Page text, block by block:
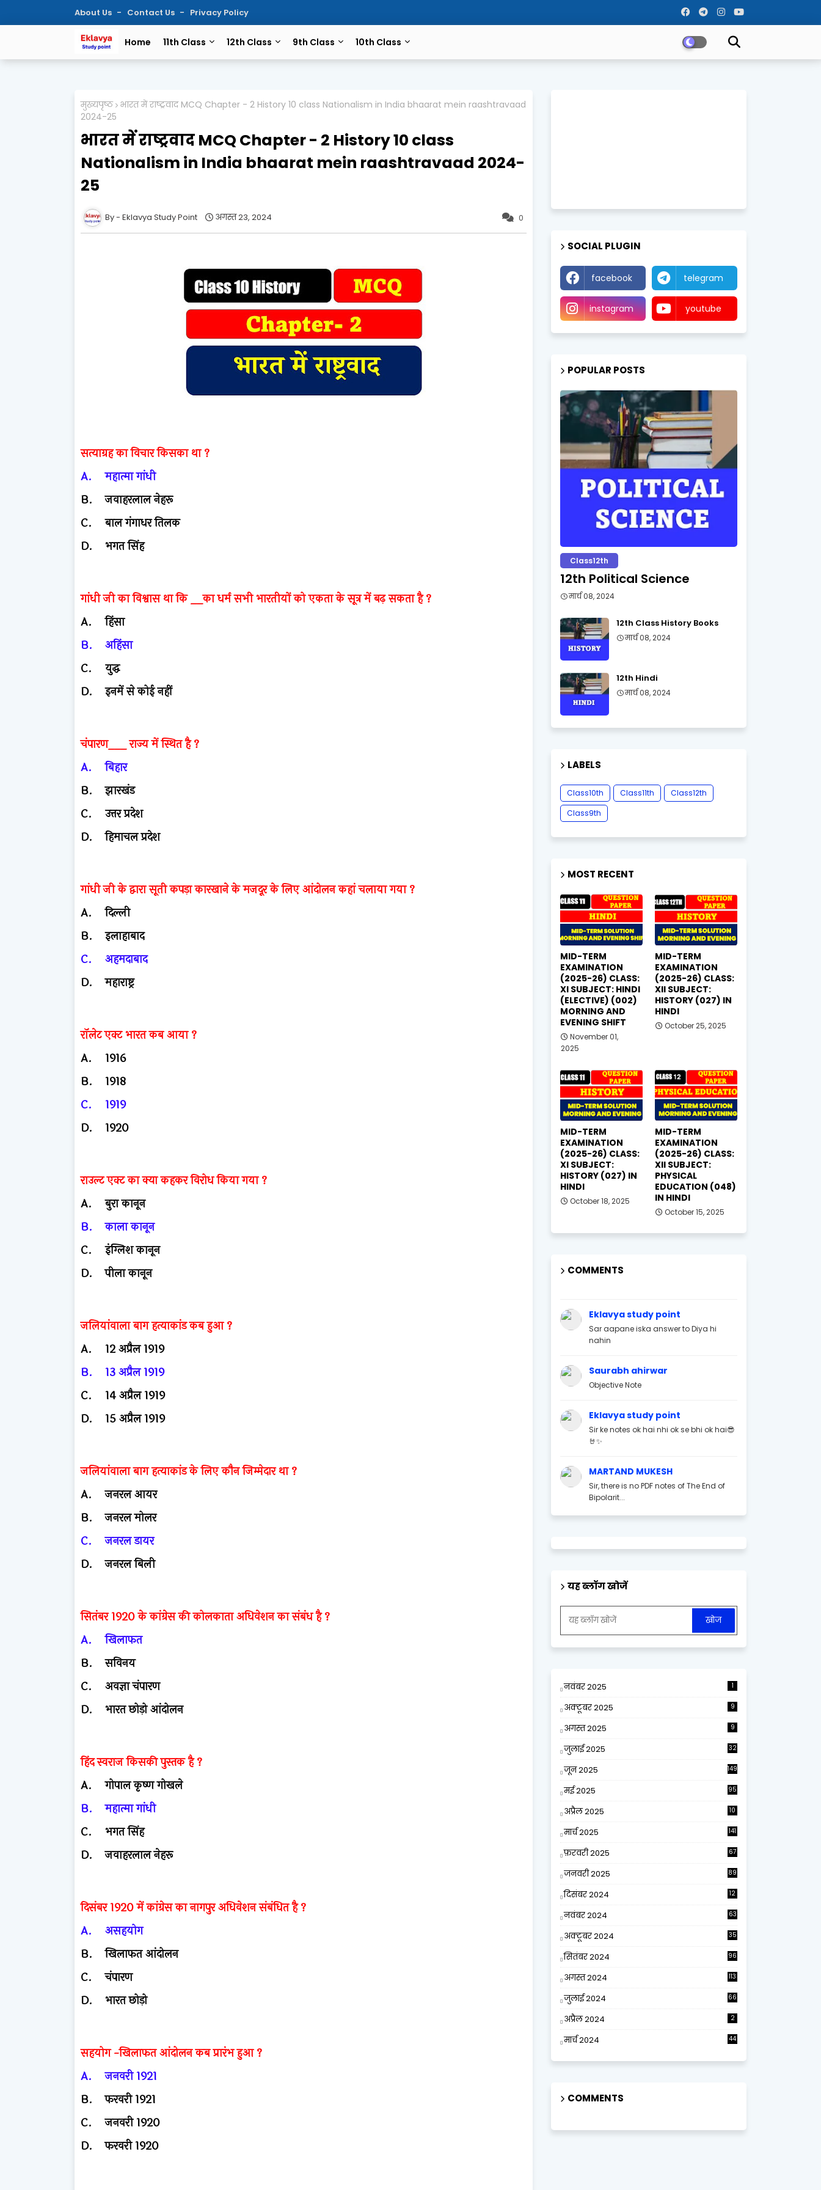
About Us Contact Us Privacy Policy
Home 11th Class 12th Class 9th Class 10th Class
मुख्यपृष्ठ भारत में राष्ट्रवाद MCQ Chapter - 2 History 10 class Nationalism in India bhaarat mein raashtravaad
2024-25
भारत में राष्ट्रवाद MCQ Chapter - 2 History 10 class
Nationalism in India bhaarat mein raashtravaad 2024-
25
0
Eklavya Study Point अगस्त 23, 2024
सत्याग्रह का विचार किसका था ?
A.
महात्मा गांधी
B.
जवाहरलाल नेहरू
C.
बाल गंगाधर तिलक
D.
भगत सिंह
गांधी जी का विश्वास था कि __का धर्म सभी भारतीयों को एकता के सूत्र में बढ़ सकता है ?
A.
हिंसा
B.
अहिंसा
C.
युद्ध
D.
इनमें से कोई नहीं
चंपारण___ राज्य में स्थित है ?
A.
बिहार
B.
झारखंड
C.
उत्तर प्रदेश
D.
हिमाचल प्रदेश
गांधी जी के द्वारा सूती कपड़ा कारखाने के मजदूर के लिए आंदोलन कहां चलाया गया ?
A.
दिल्ली
B.
इलाहाबाद
C.
अहमदाबाद
D.
महाराष्ट्र
रॉलेट एक्ट भारत कब आया ?
A.
1916
B.
1918
C.
1919
D.
1920
राउल्ट एक्ट का क्या कहकर विरोध किया गया ?
A.
बुरा कानून
B.
काला कानून
C.
इंग्लिश कानून
D.
पीला कानून
जलियांवाला बाग हत्याकांड कब हुआ ?
A.
12 अप्रैल 1919
B.
13 अप्रैल 1919
C.
14 अप्रैल 1919
D.
15 अप्रैल 1919
जलियांवाला बाग हत्याकांड के लिए कौन जिम्मेदार था ?
A.
जनरल आयर
B.
जनरल मोलर
C.
जनरल डायर
D.
जनरल बिली
सितंबर 1920 के कांग्रेस की कोलकाता अधिवेशन का संबंध है ?
A.
खिलाफत
B.
सविनय
C.
अवज्ञा चंपारण
D.
भारत छोड़ो आंदोलन
हिंद स्वराज किसकी पुस्तक है ?
A.
गोपाल कृष्ण गोखले
B.
महात्मा गांधी
C.
भगत सिंह
D.
जवाहरलाल नेहरू
दिसंबर 1920 में कांग्रेस का नागपुर अधिवेशन संबंधित है ?
A.
असहयोग
B.
खिलाफत आंदोलन
C.
चंपारण
D.
भारत छोड़ो
सहयोग -खिलाफत आंदोलन कब प्रारंभ हुआ ?
A.
जनवरी 1921
B.
फरवरी 1921
C.
जनवरी 1920
D.
फरवरी 1920
SOCIAL PLUGIN
facebook telegram
instagram youtube
POPULAR POSTS
Class12th
12th Political Science
मार्च 08, 2024
12th Class History Books
मार्च 08, 2024
12th Hindi
मार्च 08, 2024
LABELS
Class10th Class11th
Class12th
Class9th
MOST RECENT
MID-TERM
EXAMINATION
(2025-26) CLASS:
XI SUBJECT: HINDI
(ELECTIVE) (002)
MORNING AND
EVENING SHIFT
November 01,
2025
MID-TERM
EXAMINATION
(2025-26) CLASS:
XII SUBJECT:
HISTORY (027) IN
HINDI
October 25, 2025
MID-TERM
EXAMINATION
(2025-26) CLASS:
XI SUBJECT:
HISTORY (027) IN
HINDI
October 18, 2025
MID-TERM
EXAMINATION
(2025-26) CLASS:
XII SUBJECT:
PHYSICAL
EDUCATION (048)
IN HINDI
October 15, 2025
COMMENTS
Eklavya study point
Sar aapane iska answer to Diya hi
nahin
Saurabh ahirwar
Objective Note
Eklavya study point
Sir ke notes ok hai nhi ok se bhi ok hai😎
🤘✨
MARTAND MUKESH
Sir, there is no PDF notes of The End of
Bipolarit...
यह ब्लॉग खोजें
नवंबर 2025 1
अक्टूबर 2025 9
अगस्त 2025 9
जुलाई 2025 32
जून 2025 149
मई 2025 95
अप्रैल 2025
10
मार्च 2025 141
फ़रवरी 2025 67
जनवरी 2025 89
दिसंबर 2024
12
नवंबर 2024 63
अक्टूबर 2024 35
सितंबर 2024 96
अगस्त 2024 113
जुलाई 2024 66
अप्रैल 2024 2
मार्च 2024 44
COMMENTS